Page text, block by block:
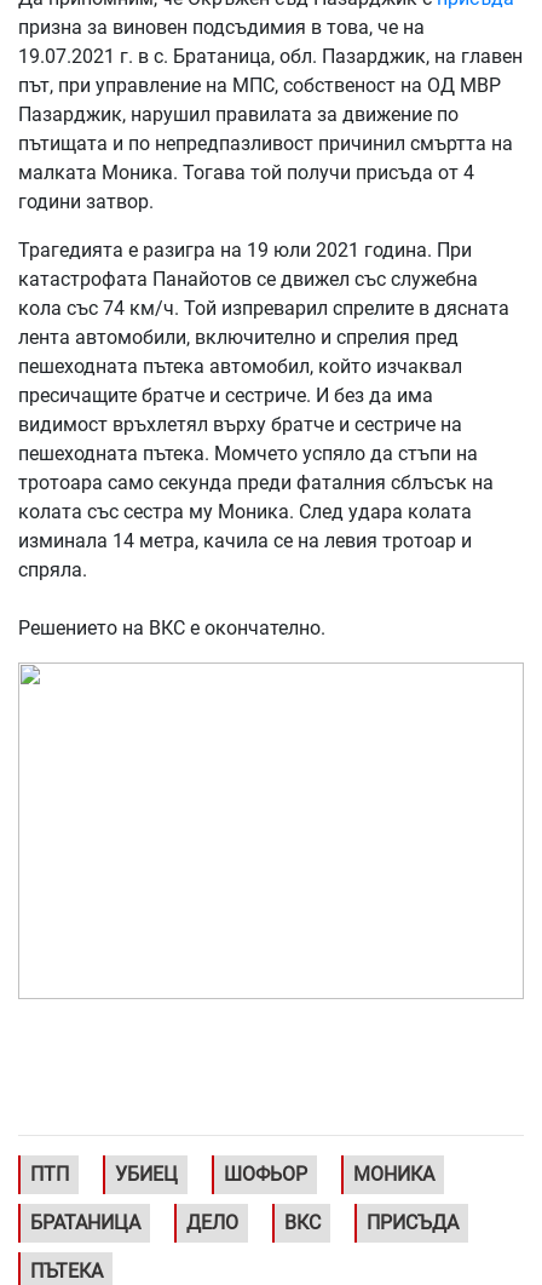
призна за виновен подсъдимия в това, че на
19.07.2021 г. в с. Братаница, обл. Пазарджик, на главен
път, при управление на МПС, собственост на ОД МВР
Пазарджик, нарушил правилата за движение по
пътищата и по непредпазливост причинил смъртта на
малката Моника. Тогава той получи присъда от 4
години затвор.
Трагедията е разигра на 19 юли 2021 година. При
катастрофата Панайотов се движел със служебна
кола съc 74 км/ч. Той изпреварил спрелите в дясната
лента автомобили, включително и спрелия пред
пешеходната пътека автомобил, който изчаквал
пресичащите братче и сестриче. И без да има
видимост връхлетял върху братче и сестриче на
пешеходната пътека. Момчето успяло да стъпи на
тротоара само секунда преди фаталния сблъсък на
колата със сестра му Моника. След удара колата
изминала 14 метра, качила се на левия тротоар и
спряла.
Решението на ВКС е окончателно.
ПТП УБИЕЦ ШОФЬОР МОНИКА
БРАТАНИЦА ДЕЛО ВКС ПРИСЪДА
ПЪТЕКА